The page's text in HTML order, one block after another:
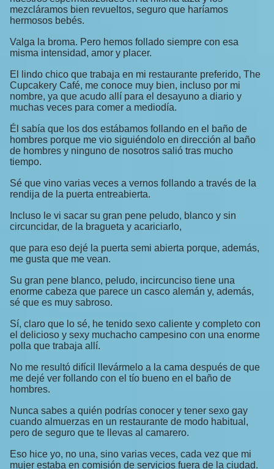
mezcláramos bien revueltos, seguro que haríamos
hermosos bebés.
Valga la broma. Pero hemos follado siempre con esa
misma intensidad, amor y placer.
El lindo chico que trabaja en mi restaurante preferido, The
Cupcakery Café, me conoce muy bien, incluso por mi
nombre, ya que acudo allí para el desayuno a diario y
muchas veces para comer a mediodía.
Él sabía que los dos estábamos follando en el baño de
hombres porque me vio siguiéndolo en dirección al baño
de hombres y ninguno de nosotros salió tras mucho
tiempo.
Sé que vino varias veces a vernos follando a través de la
rendija de la puerta entreabierta.
Incluso le vi sacar su gran pene peludo, blanco y sin
circuncidar, de la bragueta y acariciarlo,
que para eso dejé la puerta semi abierta porque, además,
me gusta que me vean.
Su gran pene blanco, peludo, incircunciso tiene una
enorme cabeza que parece un casco alemán y, además,
sé que es muy sabroso.
Sí, claro que lo sé, he tenido sexo caliente y completo con
el delicioso y sexy muchacho campesino con una enorme
polla que trabaja allí.
No me resultó difícil llevármelo a la cama después de que
me dejé ver follando con el tío bueno en el baño de
hombres.
Nunca sabes a quién podrías conocer y tener sexo gay
cuando almuerzas en un restaurante de modo habitual,
pero de seguro que te llevas al camarero.
Eso hice yo, no una, sino varias veces, cada vez que mi
mujer estaba en comisión de servicios fuera de la ciudad.